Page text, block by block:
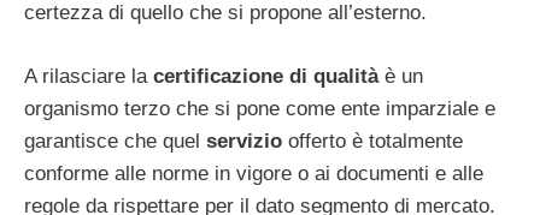
certezza di quello che si propone all’esterno.
A rilasciare la certificazione di qualitàè un
organismo terzo che si pone come ente imparziale e
garantisce che quel servizio offerto è totalmente
conforme alle norme in vigore o ai documenti e alle
regole da rispettare per il dato segmento di mercato.